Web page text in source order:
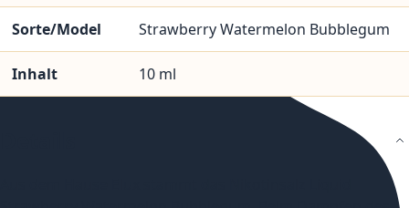
Sorte/Model Strawberry Watermelon Bubblegum
Inhalt 10 ml